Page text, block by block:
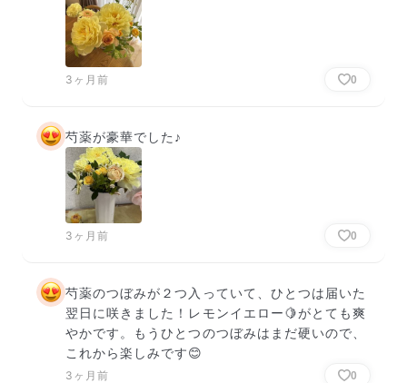
3ヶ月前 0
芍薬が豪華でした♪
3ヶ月前 0
芍薬のつぼみが２つ入っていて、ひとつは届いた
翌日に咲きました！レモンイエロー🍋がとても爽
やかです。もうひとつのつぼみはまだ硬いので、
これから楽しみです😊
3ヶ月前 0